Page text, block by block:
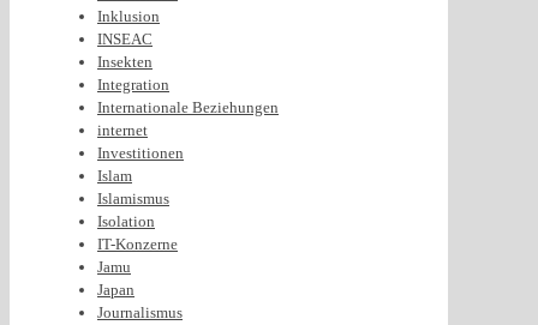
Inklusion
INSEAC
Insekten
Integration
Internationale Beziehungen
internet
Investitionen
Islam
Islamismus
Isolation
IT-Konzerne
Jamu
Japan
Journalismus